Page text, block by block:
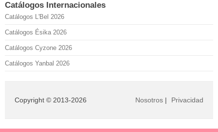
Catálogos Internacionales
Catálogos L'Bel 2026
Catálogos Ésika 2026
Catálogos Cyzone 2026
Catálogos Yanbal 2026
Copyright © 2013-2026 Nosotros | Privacidad